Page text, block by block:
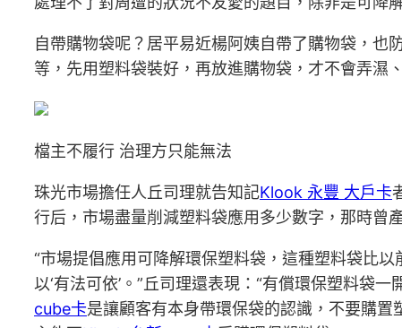
自帶購物袋呢？居平易近楊阿姨自帶了購物袋，也
等，先用塑料袋裝好，再放進購物袋，才不會弄濕
檔主不履行 治理方只能無法
珠光市場擔任人丘司理就告知記Klook 永豐 大戶卡
行后，市場盡量削減塑料袋應用多少數字，那時曾
“市場提倡應用可降解環保塑料袋，這種塑料袋比以
以‘有法可依’。”丘司理還表現：“有償環保塑料袋
cube卡是讓顧客有本身帶環保袋的認識，不要購